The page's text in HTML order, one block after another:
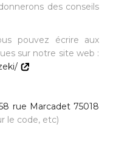
des conseils
pouvez écrire aux
sur notre site web :
rue Marcadet 75018
le code, etc)